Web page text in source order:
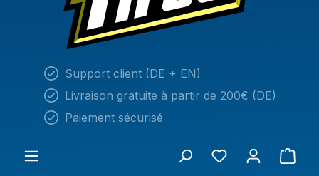
Support client (DE + EN)
Livraison gratuite à partir de 200€ (DE)
Paiement sécurisé